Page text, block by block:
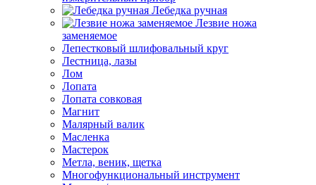
Лебедка ручная
Лезвие ножа
заменяемое
Лепестковый шлифовальный круг
Лестница, лазы
Лом
Лопата
Лопата совковая
Магнит
Малярный валик
Масленка
Мастерок
Метла, веник, щетка
Многофункциональный инструмент